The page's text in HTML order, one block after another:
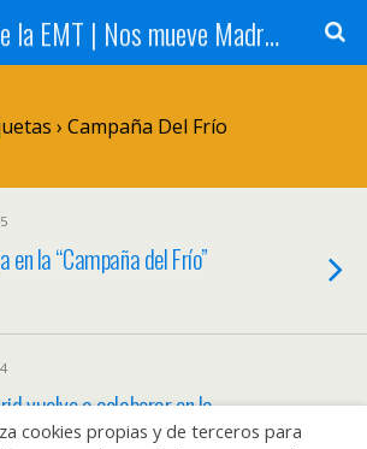
El blog de la EMT | Nos mueve Madrid
› Campaña Del Frío
en la “Campaña del Frío”
vuelve a colaborar en la
un año más
cookies propias y de terceros para